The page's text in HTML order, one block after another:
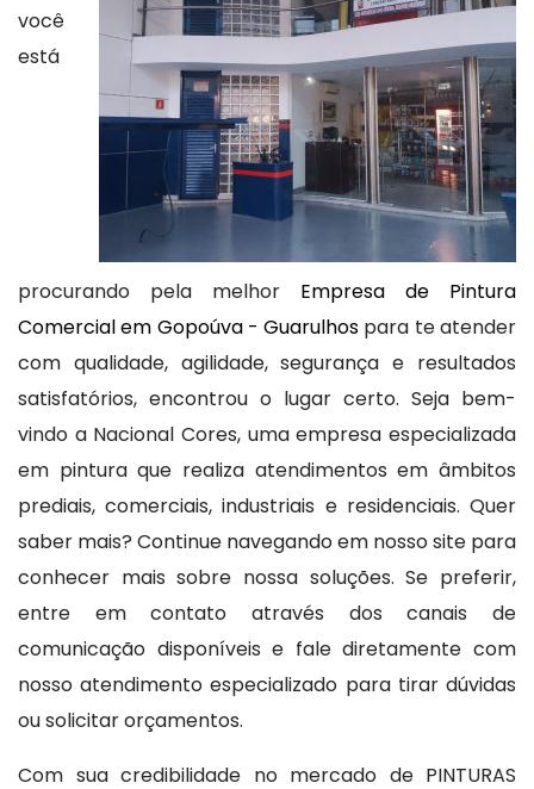
você
está
procurando pela melhor Empresa de Pintura
Comercial em Gopoúva - Guarulhos para te atender
com qualidade, agilidade, segurança e resultados
satisfatórios, encontrou o lugar certo. Seja bem-
vindo a Nacional Cores, uma empresa especializada
em pintura que realiza atendimentos em âmbitos
prediais, comerciais, industriais e residenciais. Quer
saber mais? Continue navegando em nosso site para
conhecer mais sobre nossa soluções. Se preferir,
entre em contato através dos canais de
comunicação disponíveis e fale diretamente com
nosso atendimento especializado para tirar dúvidas
ou solicitar orçamentos.
Com sua credibilidade no mercado de PINTURAS